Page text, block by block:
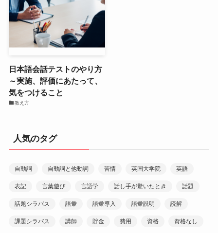
日本語会話テストのやり方
～実施、評価にあたって、
気をつけること
教え方
人気のタグ
自動詞 自動詞と他動詞 苦情 英国大学院 英語
表記 言葉遊び 言語学 話し手が驚いたとき 話題
話題シラバス 語彙 語彙導入 語彙説明 読解
課題シラバス 講師 貯金 費用 資格 資格なし